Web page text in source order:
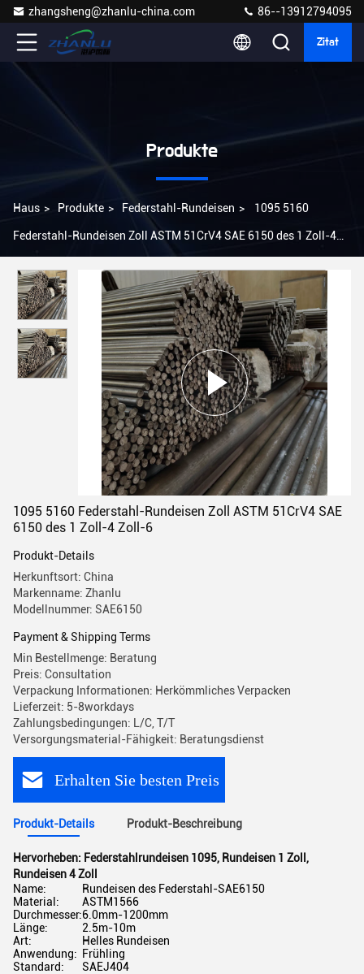
zhangsheng@zhanlu-china.com 86--13912794095
Zitat
Produkte
Haus > Produkte > Federstahl-Rundeisen > 1095 5160
Federstahl-Rundeisen Zoll ASTM 51CrV4 SAE 6150 des 1 Zoll-4
1095 5160 Federstahl-Rundeisen Zoll ASTM 51CrV4 SAE
6150 des 1 Zoll-4 Zoll-6
Produkt-Details
Herkunftsort: China
Markenname: Zhanlu
Modellnummer: SAE6150
Payment & Shipping Terms
Min Bestellmenge: Beratung
Preis: Consultation
Verpackung Informationen: Herkömmliches Verpacken
Lieferzeit: 5-8workdays
Zahlungsbedingungen: L/C, T/T
Versorgungsmaterial-Fähigkeit: Beratungsdienst
Erhalten Sie besten Preis
Produkt-Details Produkt-Beschreibung
Hervorheben: Federstahlrundeisen 1095, Rundeisen 1 Zoll ,
Rundeisen 4 Zoll
Name:
Rundeisen des Federstahl-SAE6150
Material:
ASTM1566
Durchmesser:6.0mm-1200mm
Länge:
2.5m-10m
Art:
Helles Rundeisen
Anwendung: Frühling
Standard:
SAEJ404